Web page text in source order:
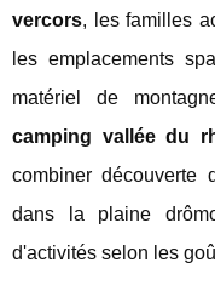
vercors, les familles
les emplacements
matériel de
camping vallée du
combiner découverte
dans la plaine
d'activités selon les